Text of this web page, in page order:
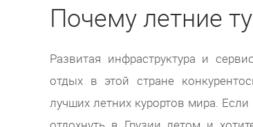
Почему летние
Развитая инфраструктура и
отдых в этой стране
лучших летних курортов мира. Если